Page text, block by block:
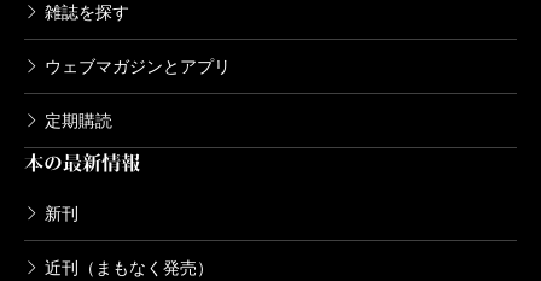
雑誌を探す
ウェブマガジンとアプリ
定期購読
本の最新情報
新刊
近刊（まもなく発売）